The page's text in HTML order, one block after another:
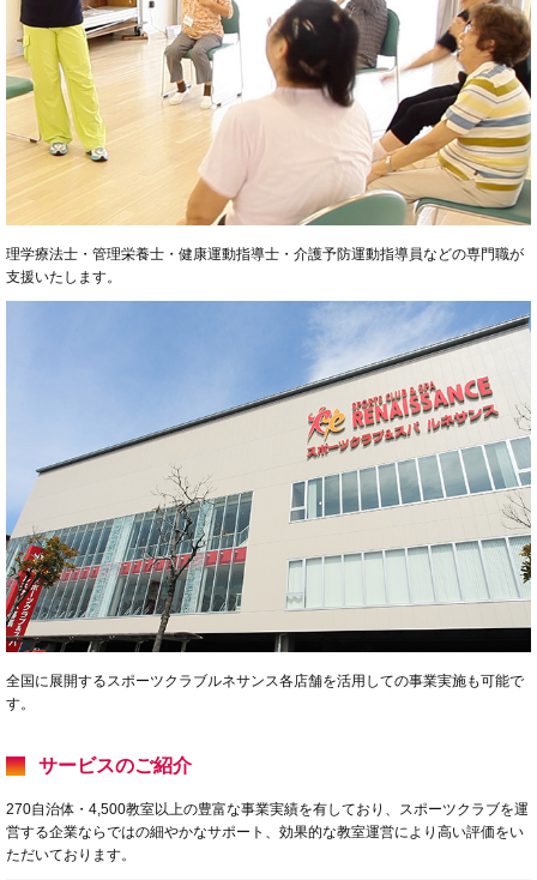
理学療法士・管理栄養士・健康運動指導士・介護予防運動指導員などの専門職が
支援いたします。
全国に展開するスポーツクラブルネサンス各店舗を活用しての事業実施も可能で
す。
サービスのご紹介
270自治体・4,500教室以上の豊富な事業実績を有しており、スポーツクラブを運
営する企業ならではの細やかなサポート、効果的な教室運営により高い評価をい
ただいております。